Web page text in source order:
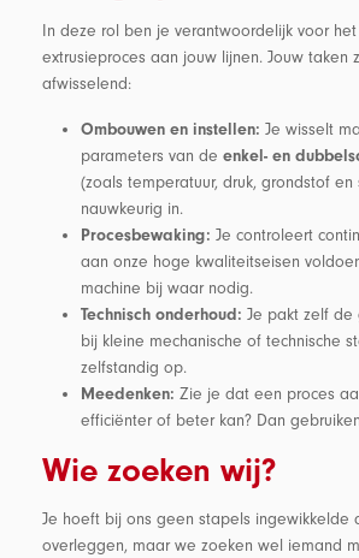
In deze rol ben je verantwoordelijk voor
extrusieproces aan jouw lijnen. Jouw taken
afwisselend:
Ombouwen en instellen: Je wisselt
parameters van de enkel- en
(zoals temperatuur, druk, grondstof en
nauwkeurig in.
Procesbewaking: Je controleert
aan onze hoge kwaliteitseisen
machine bij waar nodig.
Technisch onderhoud: Je pakt zelf de
bij kleine mechanische of technische
zelfstandig op.
Meedenken: Zie je dat een proces
efficiënter of beter kan? Dan
Wie zoeken wij?
Je hoeft bij ons geen stapels ingewikkelde
overleggen, maar we zoeken wel iemand